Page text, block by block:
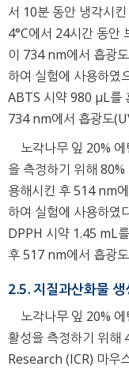
서 10분 동안 냉각시
4°C에서 24시간 동안
이 734 nm에서 흡광
하여 실험에 사용하였
ABTS 시약 980 μL를
734 nm에서 흡광도
노각나무 잎 20%
을 측정하기 위해
용해시킨 후 514 nm
하여 실험에 사용하였
DPPH 시약 1.45 mL
후 517 nm에서 흡광
2.5. 지질과산화물
노각나무 잎 20%
활성을 측정하기 위
Research (ICR) 마우